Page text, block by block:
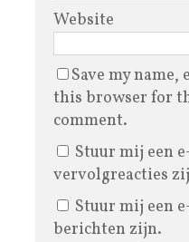
Website
Save my
this browser for
comment.
Stuur mij een
vervolgreacties
Stuur mij een
berichten zijn.